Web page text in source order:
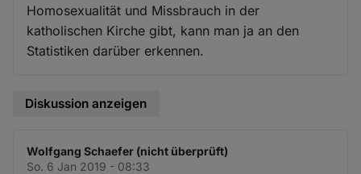
Homosexualität und Missbrauch in der
katholischen Kirche gibt, kann man ja an den
Statistiken darüber erkennen.
Diskussion anzeigen
Wolfgang Schaefer (nicht überprüft)
So. 6 Jan 2019 - 08:33